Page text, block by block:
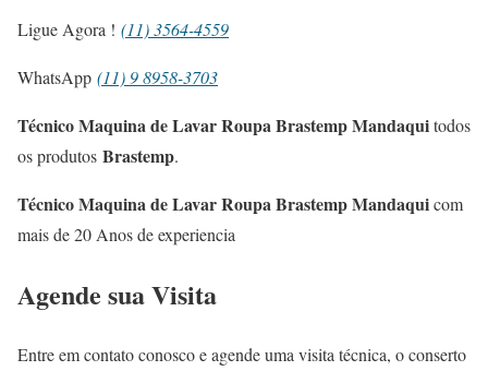
Ligue Agora ! (11) 3564-4559
WhatsApp (11) 9 8958-3703
Técnico Maquina de Lavar Roupa Brastemp Mandaquitodos
os produtos Brastemp.
Técnico Maquina de Lavar Roupa Brastemp Mandaquicom
mais de 20 Anos de experiencia
Agende sua Visita
Entre em contato conosco e agende uma visita técnica, o conserto